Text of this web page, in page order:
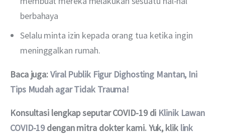
berbahaya
Selalu minta izin kepada orang tua ketika ingin
meninggalkan rumah.
Baca juga: Viral Publik Figur Dighosting Mantan, Ini
Tips Mudah agar Tidak Trauma!
Konsultasi lengkap seputar COVID-19 di Klinik Lawan
COVID-19 dengan mitra dokter kami. Yuk, klik link